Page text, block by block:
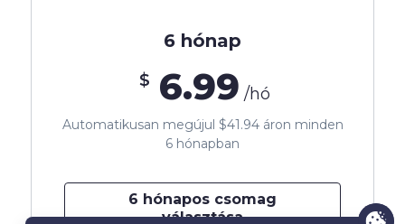
6 hónap
$ 6.99 /hó
Automatikusan megújul $41.94 áron minden
6 hónapban
6 hónapos csomag
választása